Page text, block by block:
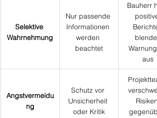
Selektive
Wahrnehmung
Nur passende
Informationen
werden
beachtet
Bauherr
positive
blendet
aus
Angstvermeidu
ng
Schutz vor
Unsicherheit
oder Kritik
Risiken